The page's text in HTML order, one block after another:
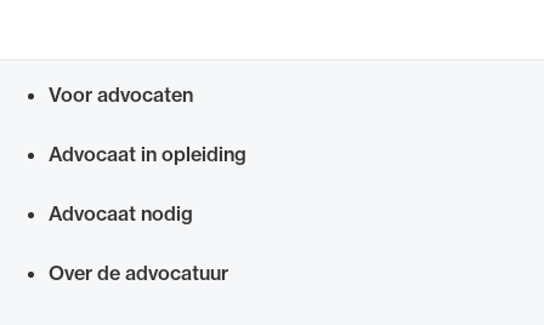
Voor advocaten
Advocaat in opleiding
Advocaat nodig
Over de advocatuur